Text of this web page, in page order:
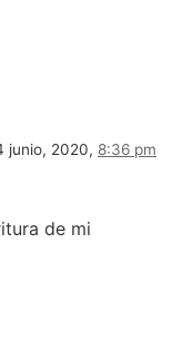
junio, 2020, 8:36 pm
de mi